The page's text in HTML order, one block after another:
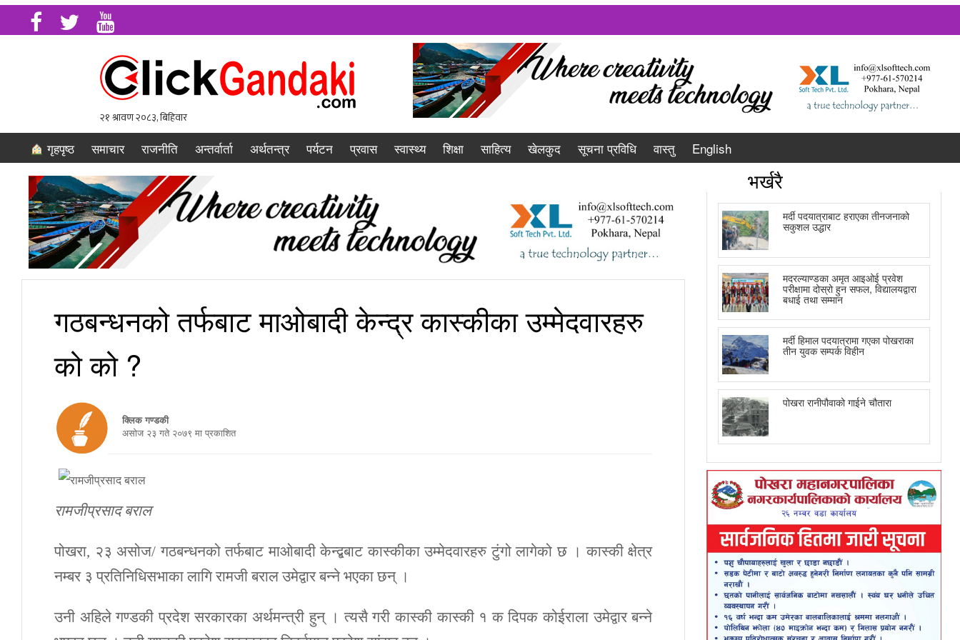
गृहपृष्ठ समाचार राजनीति अन्तर्वार्ता अर्थतन्त्र पर्यटन प्रवास स्वास्थ्य शिक्षा साहित्य खेलकुद सूचना प्रविधि वास्तु English
गठबन्धनको तर्फबाट माओबादी केन्द्र कास्कीका उम्मेदवारहरु
को को ?
क्लिक गण्डकी
असाेज २३ गते २०७९ मा प्रकाशित
रामजीप्रसाद बराल
पोखरा, २३ असोज/ गठबन्धनको तर्फबाट माओबादी केन्द्बबाट कास्कीका उम्मेदवारहरु टुंगो लागेको छ । कास्की क्षेत्र
नम्बर ३ प्रतिनिधिसभाका लागि रामजी बराल उमेद्वार बन्ने भएका छन् ।
उनी अहिले गण्डकी प्रदेश सरकारका अर्थमन्त्री हुन् । त्यसै गरी कास्की कास्की १ क दिपक कोईराला उमेद्वार बन्ने
भर्खरै
मर्दी पदयात्राबाट हराएका तीनजनाको
सकुशल उद्धार
मदरल्याण्डका अमृत आइओई प्रवेश
परीक्षामा दोस्रो हुन सफल, विद्यालयद्वारा
बधाई तथा सम्मान
मर्दी हिमाल पदयात्रामा गएका पोखराका
तीन युवक सम्पर्क विहीन
पोखरा रानीपौवाको गाईने चौतारा